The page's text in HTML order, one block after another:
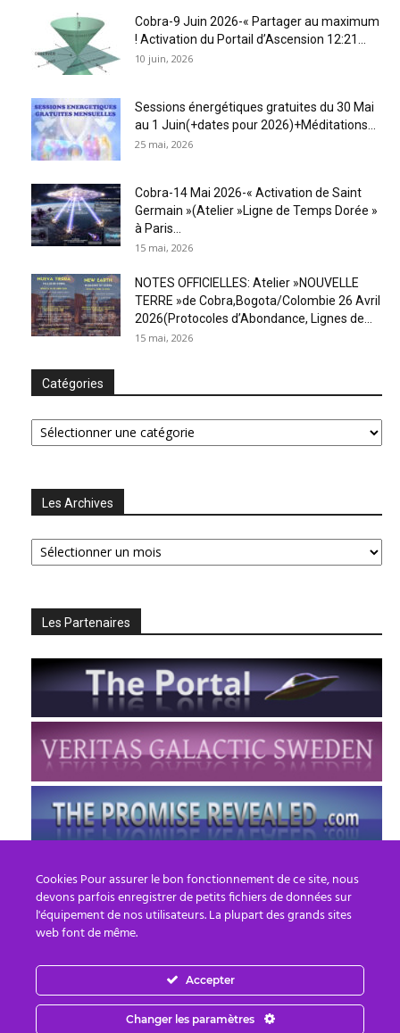
Cobra-9 Juin 2026-« Partager au maximum
! Activation du Portail d’Ascension 12:21...
10 juin, 2026
Sessions énergétiques gratuites du 30 Mai
au 1 Juin(+dates pour 2026)+Méditations...
25 mai, 2026
Cobra-14 Mai 2026-« Activation de Saint
Germain »(Atelier »Ligne de Temps Dorée »
à Paris...
15 mai, 2026
NOTES OFFICIELLES: Atelier »NOUVELLE
TERRE »de Cobra,Bogota/Colombie 26 Avril
2026(Protocoles d’Abondance, Lignes de...
15 mai, 2026
Catégories
Catégories
Les Archives
Les
Archives
Les Partenaires
FR EN
© 2013 - 2026 PREPARE FOR CHANGE
Cookies Pour assurer le bon fonctionnement de ce site, nous
devons parfois enregistrer de petits fichiers de données sur
l'équipement de nos utilisateurs. La plupart des grands sites
web font de même.
Accepter
Changer les paramètres